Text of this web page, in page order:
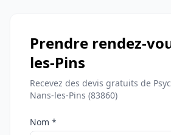
Prendre rendez-
les-Pins
Recevez des devis gratuits de
Nans-les-Pins (83860)
Nom *